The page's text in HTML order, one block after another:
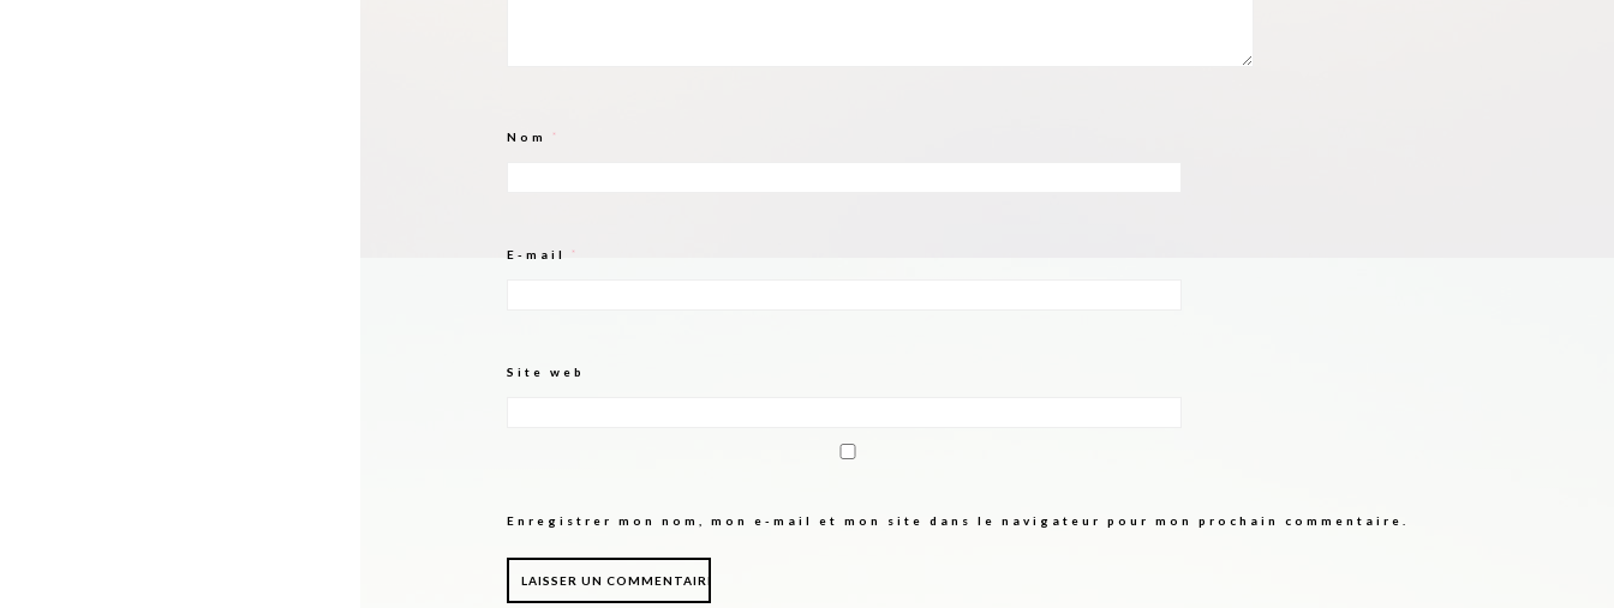
Nom *
E-mail *
Site web
Enregistrer mon nom, mon e-mail et mon site dans le navigateur pour mon prochain commentaire.